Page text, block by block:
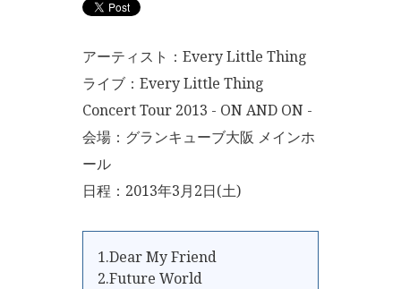
アーティスト：Every Little Thing
ライブ：Every Little Thing
Concert Tour 2013 - ON AND ON -
会場：グランキューブ大阪 メインホ
ール
日程：2013年3月2日(土)
1.Dear My Friend
2.Future World